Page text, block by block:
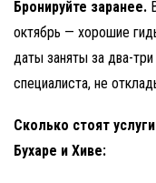
Бронируйте заранее.
октябрь — хорошие
даты заняты за два-
специалиста, не
Сколько стоят
Бухаре и Хиве: